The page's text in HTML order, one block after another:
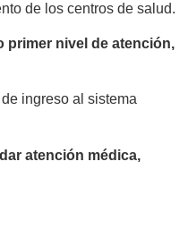
de los centros de salud.
primer nivel de atención,
ingreso al sistema
atención médica,